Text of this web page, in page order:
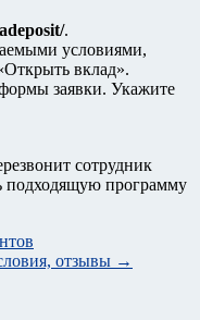
.
условиями,
вклад».
заявки. Укажите
сотрудник
подходящую программу
отзывы →